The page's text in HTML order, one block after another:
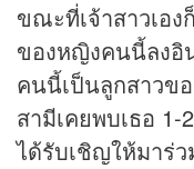
ขณะที่เจ้าสาวเอ
ของหญิงคนนี้ลงอิ
คนนี้เป็นลูกสาวข
สามีเคยพบเธอ 1-
ได้รับเชิญให้มาร่